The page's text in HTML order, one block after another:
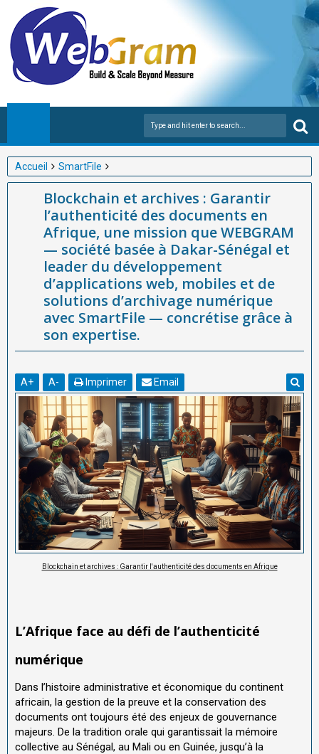
Accueil
SmartFile
Blockchain et archives : Garantir l’authenticité des documents en
Afrique, une mission que WEBGRAM — société basée à Dakar-
Sénégal et leader du développement d’applications web,
mobiles et de solutions d’archivage numérique avec SmartFile —
concrétise grâce à son expertise.
Blockchain et archives : Garantir
l’authenticité des documents en
Afrique, une mission que WEBGRAM
— société basée à Dakar-Sénégal et
leader du développement
d’applications web, mobiles et de
solutions d’archivage numérique
avec SmartFile — concrétise grâce à
son expertise.
A+ A- Imprimer Email
Blockchain et archives : Garantir l'authenticité des documents en Afrique
L’Afrique face au défi de l’authenticité
numérique
Dans l’histoire administrative et économique du continent
africain, la gestion de la preuve et la conservation des
documents ont toujours été des enjeux de gouvernance
majeurs. De la tradition orale qui garantissait la mémoire
collective au Sénégal, au Mali ou en Guinée, jusqu’à la